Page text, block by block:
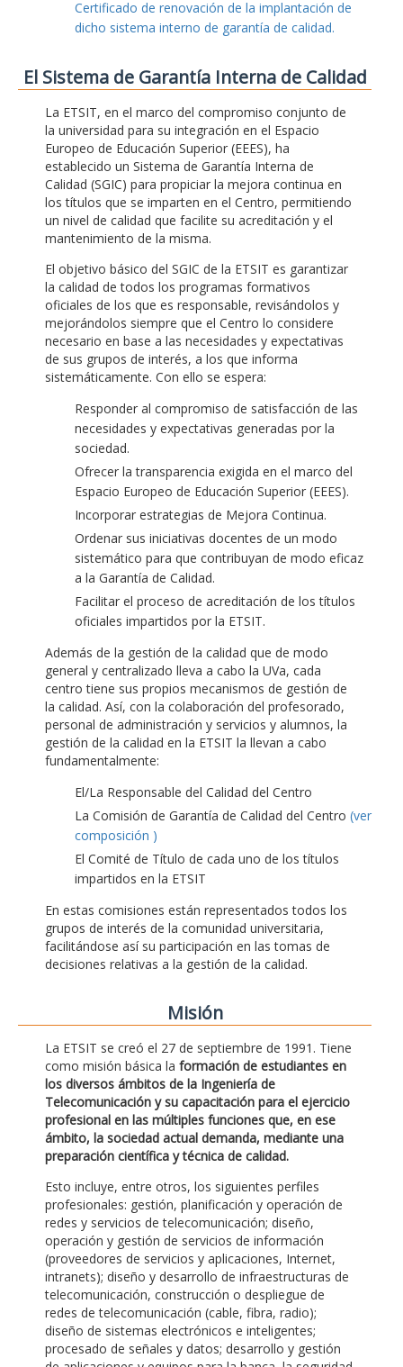
Certificado de renovación de la implantación de
dicho sistema interno de garantía de calidad.
El Sistema de Garantía Interna de Calidad
La ETSIT, en el marco del compromiso conjunto de
la universidad para su integración en el Espacio
Europeo de Educación Superior (EEES), ha
establecido un Sistema de Garantía Interna de
Calidad (SGIC) para propiciar la mejora continua en
los títulos que se imparten en el Centro, permitiendo
un nivel de calidad que facilite su acreditación y el
mantenimiento de la misma.
El objetivo básico del SGIC de la ETSIT es garantizar
la calidad de todos los programas formativos
oficiales de los que es responsable, revisándolos y
mejorándolos siempre que el Centro lo considere
necesario en base a las necesidades y expectativas
de sus grupos de interés, a los que informa
sistemáticamente. Con ello se espera:
Responder al compromiso de satisfacción de las
necesidades y expectativas generadas por la
sociedad.
Ofrecer la transparencia exigida en el marco del
Espacio Europeo de Educación Superior (EEES).
Incorporar estrategias de Mejora Continua.
Ordenar sus iniciativas docentes de un modo
sistemático para que contribuyan de modo eficaz
a la Garantía de Calidad.
Facilitar el proceso de acreditación de los títulos
oficiales impartidos por la ETSIT.
Además de la gestión de la calidad que de modo
general y centralizado lleva a cabo la UVa, cada
centro tiene sus propios mecanismos de gestión de
la calidad. Así, con la colaboración del profesorado,
personal de administración y servicios y alumnos, la
gestión de la calidad en la ETSIT la llevan a cabo
fundamentalmente:
El/La Responsable del Calidad del Centro
La Comisión de Garantía de Calidad del Centro (ver
composición )
El Comité de Título de cada uno de los títulos
impartidos en la ETSIT
En estas comisiones están representados todos los
grupos de interés de la comunidad universitaria,
facilitándose así su participación en las tomas de
decisiones relativas a la gestión de la calidad.
Misión
La ETSIT se creó el 27 de septiembre de 1991. Tiene
como misión básica la formación de estudiantes en
los diversos ámbitos de la Ingeniería de
Telecomunicación y su capacitación para el ejercicio
profesional en las múltiples funciones que, en ese
ámbito, la sociedad actual demanda, mediante una
preparación científica y técnica de calidad.
Esto incluye, entre otros, los siguientes perfiles
profesionales: gestión, planificación y operación de
redes y servicios de telecomunicación; diseño,
operación y gestión de servicios de información
(proveedores de servicios y aplicaciones, Internet,
intranets); diseño y desarrollo de infraestructuras de
telecomunicación, construcción o despliegue de
redes de telecomunicación (cable, fibra, radio);
diseño de sistemas electrónicos e inteligentes;
procesado de señales y datos; desarrollo y gestión